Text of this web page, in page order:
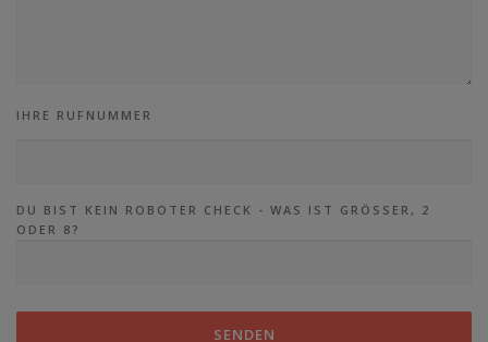
IHRE RUFNUMMER
DU BIST KEIN ROBOTER CHECK - WAS IST GRÖSSER, 2 O
DER 8?